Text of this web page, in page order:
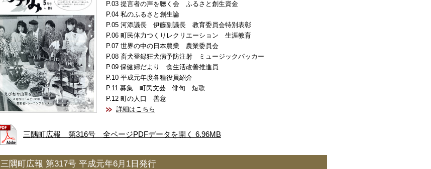
提言者の声を聴く会 ふるさと創生資金
私のふるさと創生論
河添議長 伊藤副議長 教育委員会特別表彰
町民体力つくりレクリエーション 生涯教育
世界の中の日本農業 農業委員会
畜犬登録狂犬病予防注射 ミュージックパッカー
保健婦だより 食生活改善推進員
平成元年度各種役員紹介
募集 町民文芸 俳句 短歌
町の人口 善意
詳細はこちら
三隅町広報 第316号 全ページPDFデータを開く 6.96MB
三隅町広報 第317号 平成元年6月1日発行